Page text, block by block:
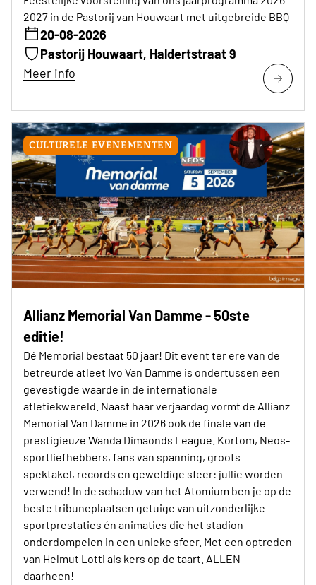
2027 in de Pastorij van Houwaart met uitgebreide BBQ
20-08-2026
Pastorij Houwaart, Haldertstraat 9
Meer info
CULTURELE EVENEMENTEN
Allianz Memorial Van Damme - 50ste
editie!
Dé Memorial bestaat 50 jaar! Dit event ter ere van de
betreurde atleet Ivo Van Damme is ondertussen een
gevestigde waarde in de internationale
atletiekwereld. Naast haar verjaardag vormt de Allianz
Memorial Van Damme in 2026 ook de finale van de
prestigieuze Wanda Dimaonds League. Kortom, Neos-
sportliefhebbers, fans van spanning, groots
spektakel, records en geweldige sfeer: jullie worden
verwend! In de schaduw van het Atomium ben je op de
beste tribuneplaatsen getuige van uitzonderlijke
sportprestaties én animaties die het stadion
onderdompelen in een unieke sfeer. Met een optreden
van Helmut Lotti als kers op de taart. ALLEN
daarheen!